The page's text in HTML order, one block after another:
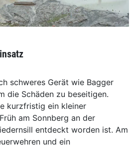
schweres Gerät wie Bagger
die Schäden zu beseitigen.
kurzfristig ein kleiner
am Sonnberg an der
entdeckt worden ist. Am
und ein